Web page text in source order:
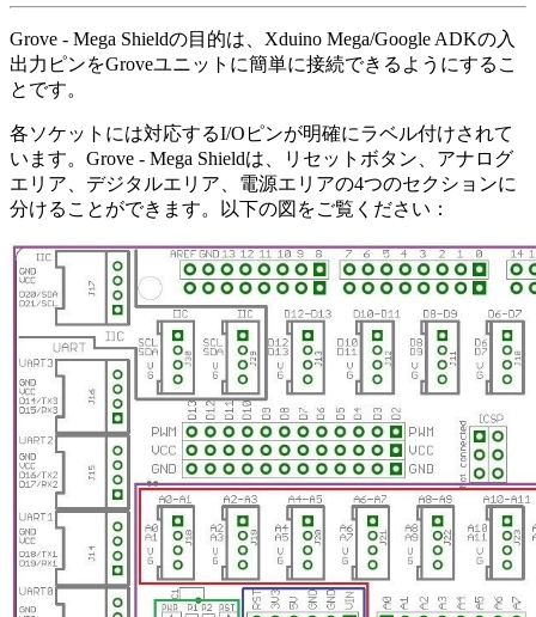
Grove - Mega Shieldの目的は、Xduino Mega/Google ADKの入
出力ピンをGroveユニットに簡単に接続できるようにするこ
とです。
各ソケットには対応するI/Oピンが明確にラベル付けされて
います。Grove - Mega Shieldは、リセットボタン、アナログ
エリア、デジタルエリア、電源エリアの4つのセクションに
分けることができます。以下の図をご覧ください：